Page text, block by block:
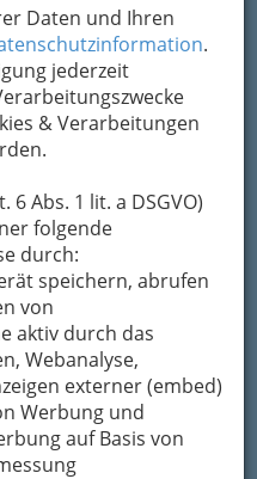
Daten und Ihren
.
jederzeit
& Verarbeitungen
Abs. 1 lit. a DSGVO)
folgende
durch:
speichern, abrufen
von
aktiv durch das
Webanalyse,
externer (embed)
Werbung und
auf Basis von
vor Spam-Mails zu
dieser Stelle zur
ein sicheres
wird nach dem
Mail an das
Buschenschank